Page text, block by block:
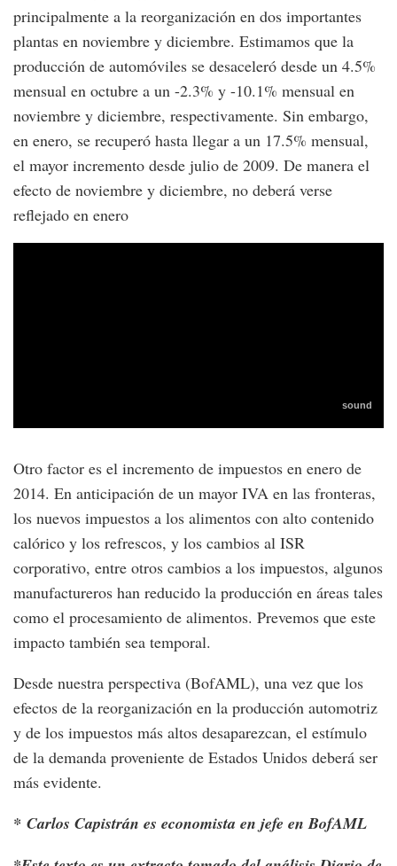
principalmente a la reorganización en dos importantes
plantas en noviembre y diciembre. Estimamos que la
producción de automóviles se desaceleró desde un 4.5%
mensual en octubre a un -2.3% y -10.1% mensual en
noviembre y diciembre, respectivamente. Sin embargo,
en enero, se recuperó hasta llegar a un 17.5% mensual,
el mayor incremento desde julio de 2009. De manera el
efecto de noviembre y diciembre, no deberá verse
reflejado en enero
Otro factor es el incremento de impuestos en enero de
2014. En anticipación de un mayor IVA en las fronteras,
los nuevos impuestos a los alimentos con alto contenido
calórico y los refrescos, y los cambios al ISR
corporativo, entre otros cambios a los impuestos, algunos
manufactureros han reducido la producción en áreas tales
como el procesamiento de alimentos. Prevemos que este
impacto también sea temporal.
Desde nuestra perspectiva (BofAML), una vez que los
efectos de la reorganización en la producción automotriz
y de los impuestos más altos desaparezcan, el estímulo
de la demanda proveniente de Estados Unidos deberá ser
más evidente.
* Carlos Capistrán es economista en jefe en BofAML